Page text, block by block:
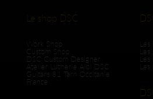
Le shop DSC
Work Shop
Custom Shop
DSC Custom Designer
Atelier Lutherie Albi DSC
Guitars 81 Tarn Occitanie
France
Les
Les
Les